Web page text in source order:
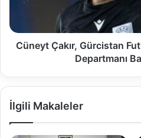
Cüneyt Çakır, Gürcistan
Departmanı
İlgili Makaleler